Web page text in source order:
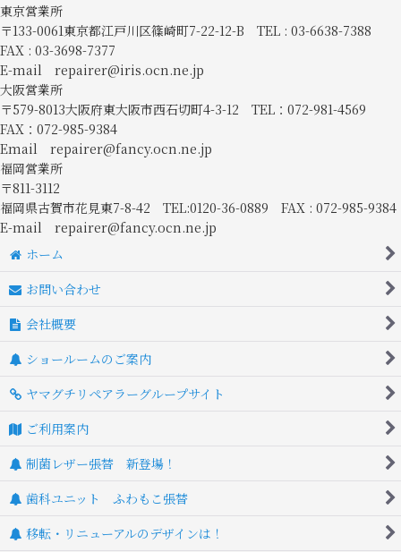
東京営業所
〒133-0061東京都江戸川区篠崎町7-22-12-B TEL : 03-6638-7388
FAX : 03-3698-7377
E-mail repairer@iris.ocn.ne.jp
大阪営業所
〒579-8013大阪府東大阪市西石切町4-3-12 TEL：072-981-4569
FAX：072-985-9384
Email repairer@fancy.ocn.ne.jp
福岡営業所
〒811-3112
福岡県古賀市花見東7-8-42 TEL:0120-36-0889 FAX : 072-985-9384
E-mail repairer@fancy.ocn.ne.jp
ホーム
お問い合わせ
会社概要
ショールームのご案内
ヤマグチリペアラーグループサイト
ご利用案内
制菌レザー張替 新登場！
歯科ユニット ふわもこ張替
移転・リニューアルのデザインは！